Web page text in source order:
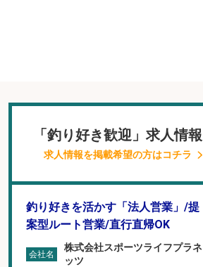
「釣り好き歓迎」求人情報
求人情報を掲載希望の方はコチラ
釣り好きを活かす「法人営業」/提
案型ルート営業/直行直帰OK
会社名
株式会社スポーツライフプラネ
ッツ